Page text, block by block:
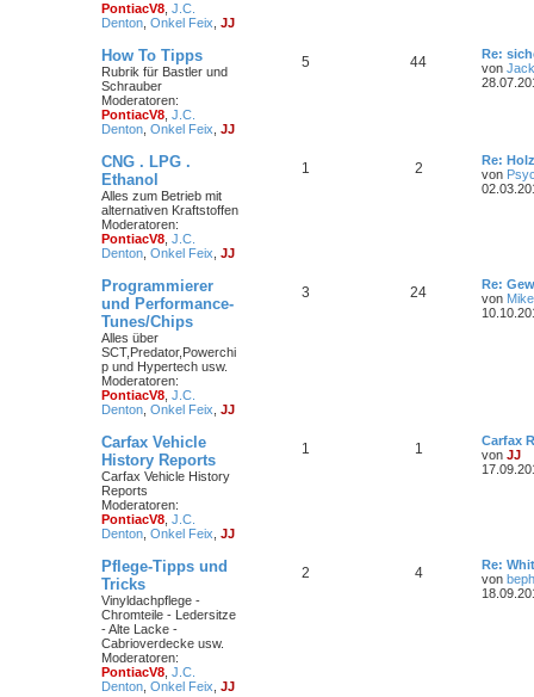
PontiacV8 J.C.
Denton Onkel Feix JJ
How To Tipps
Rubrik für Bastler und
Schrauber
Moderatoren:
PontiacV8 J.C.
Denton Onkel Feix JJ
5 44
Re:
von
CNG . LPG .
Ethanol
Alles zum Betrieb mit
alternativen Kraftstoffen
Moderatoren:
PontiacV8 J.C.
Denton Onkel Feix JJ
1 2
Re:
von
Programmierer
und Performance-
Tunes/Chips
Alles über
SCT,Predator,Powerchi
p und Hypertech usw.
Moderatoren:
PontiacV8 J.C.
Denton Onkel Feix JJ
3 24
Re:
von Mike
Carfax Vehicle
History Reports
Carfax Vehicle History
Reports
Moderatoren:
PontiacV8 J.C.
Denton Onkel Feix JJ
1 1
Carfax
von JJ
Pflege-Tipps und
Tricks
Vinyldachpflege -
Chromteile - Ledersitze
- Alte Lacke -
Cabrioverdecke usw.
Moderatoren:
PontiacV8 J.C.
Denton Onkel Feix JJ
2 4
Re:
von